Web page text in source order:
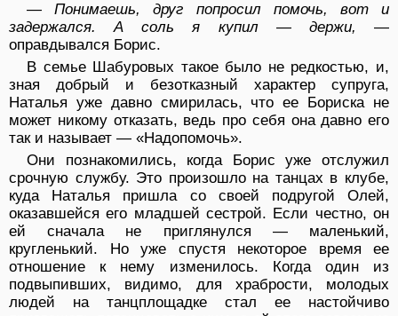
— Понимаешь, друг попросил помочь, вот и
задержался. А соль я купил — держи, —
оправдывался Борис.
В семье Шабуровых такое было не редкостью, и,
зная добрый и безотказный характер супруга,
Наталья уже давно смирилась, что ее Бориска не
может никому отказать, ведь про себя она давно его
так и называет — «Надопомочь».
Они познакомились, когда Борис уже отслужил
срочную службу. Это произошло на танцах в клубе,
куда Наталья пришла со своей подругой Олей,
оказавшейся его младшей сестрой. Если честно, он
ей сначала не приглянулся — маленький,
кругленький. Но уже спустя некоторое время ее
отношение к нему изменилось. Когда один из
подвыпивших, видимо, для храбрости, молодых
людей на танцплощадке стал ее настойчиво